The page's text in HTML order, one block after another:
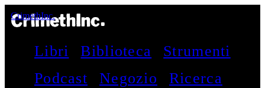
CrimethInc.
Libri Biblioteca
Strumenti
Podcast
Negozio
Ricerca